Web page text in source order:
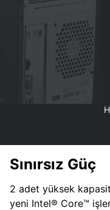
Sınırsız Güç
2 adet yüksek
yeni Intel® Core™